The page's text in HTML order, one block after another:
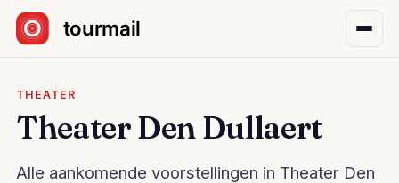
Sla navigatie over
THEATER
Theater Den Dullaert
Alle aankomende voorstellingen in Theater Den